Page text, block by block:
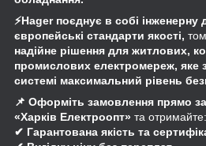
⚡Hager поєднує в собі інженерну
європейські стандарти якості,
надійне рішення для житлових,
промислових електромереж, яке
системі максимальний рівень
📌 Оформіть замовлення прямо
«Харків Електроопт» та отримайте:
✔ Гарантована якість та